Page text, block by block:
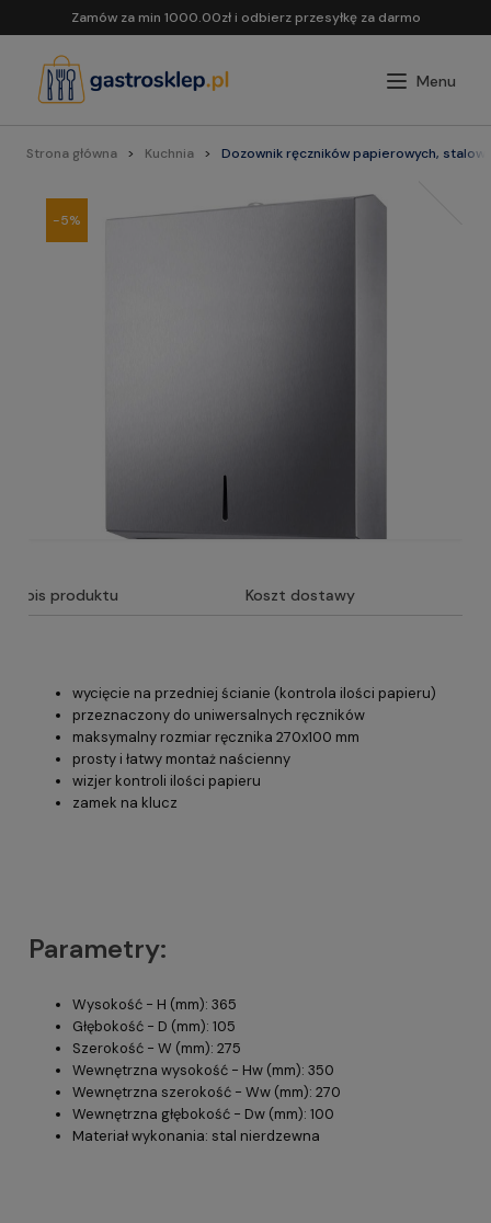
Zamów za min 1000.00zł i odbierz przesyłkę za darmo
Strona główna Kuchnia Dozownik ręczników papierowych,
-5%
Opis produktu Koszt dostawy
wycięcie na przedniej ścianie (kontrola ilości papieru)
przeznaczony do uniwersalnych ręczników
maksymalny rozmiar ręcznika 270x100 mm
prosty i łatwy montaż naścienny
wizjer kontroli ilości papieru
zamek na klucz
Parametry:
Wysokość - H (mm): 365
Głębokość - D (mm): 105
Szerokość - W (mm): 275
Wewnętrzna wysokość - Hw (mm): 350
Wewnętrzna szerokość - Ww (mm): 270
Wewnętrzna głębokość - Dw (mm): 100
Materiał wykonania: stal nierdzewna